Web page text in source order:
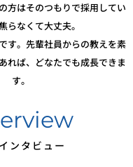
方はそのつもりで採用してい
らなくて大丈夫。
す。先輩社員からの教えを素
れば、どなたでも成長できま
す。
ンタビュー